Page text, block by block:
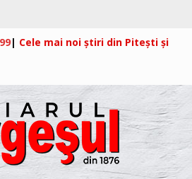
| Cele mai noi știri din Pitești și